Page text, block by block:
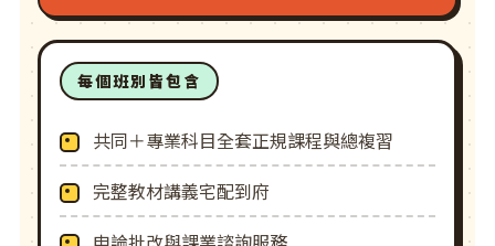
每個班別皆包含
共同＋專業科目全套正規課程與總複習
完整教材講義宅配到府